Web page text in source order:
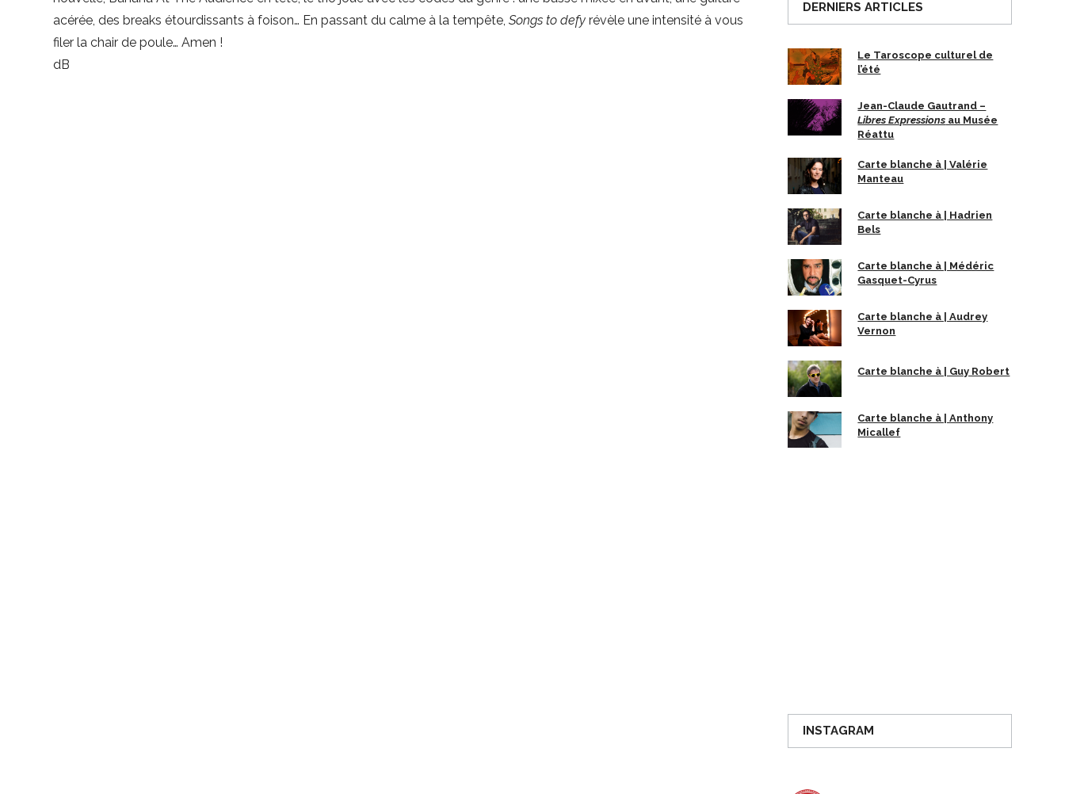
acérée, des breaks étourdissants à foison… En passant du calme à la tempête,Songs to defyrévèle une intensité à vous
filer la chair de poule… Amen !
dB
DERNIERS ARTICLES
Le Taroscope culturel de
l’été
Jean-Claude Gautrand –
Libres Expressions au Musée
Réattu
Carte blanche à | Valérie
Manteau
Carte blanche à | Hadrien
Bels
Carte blanche à | Médéric
Gasquet-Cyrus
Carte blanche à | Audrey
Vernon
Carte blanche à | Guy Robert
Carte blanche à | Anthony
Micallef
INSTAGRAM